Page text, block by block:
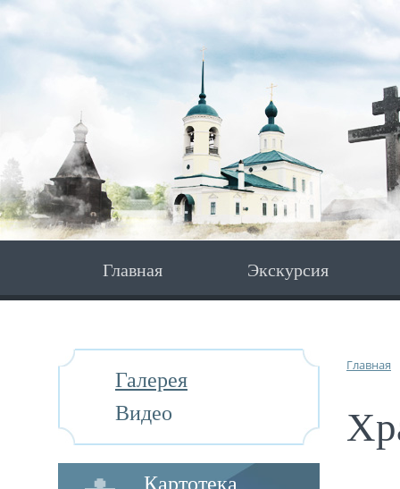
Главная Экскурсия
Галерея
Видео
Картотека
Главная